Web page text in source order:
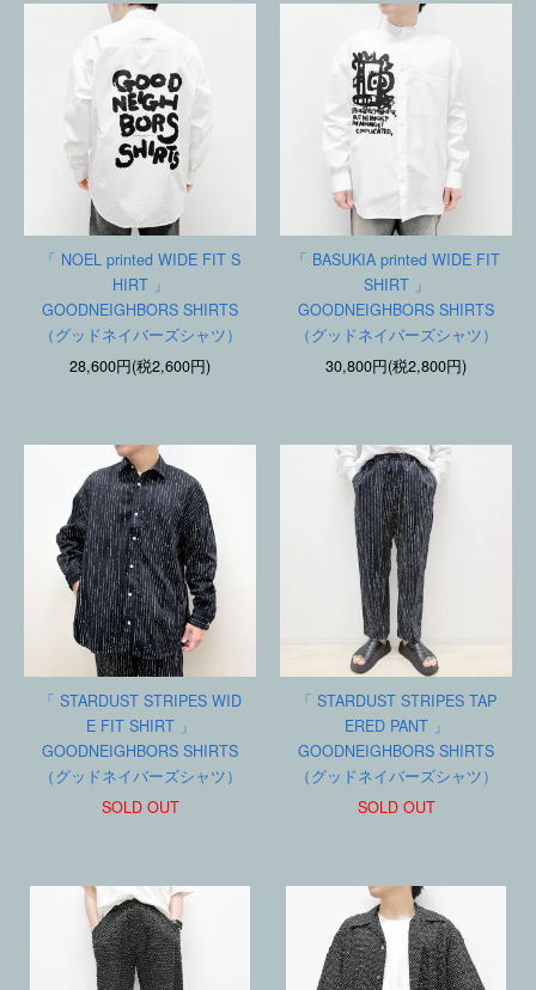
「 NOEL printed WIDE FIT S
HIRT 」
GOODNEIGHBORS SHIRTS
（グッドネイバーズシャツ）
28,600円(税2,600円)
「 BASUKIA printed WIDE FIT
SHIRT 」
GOODNEIGHBORS SHIRTS
（グッドネイバーズシャツ）
30,800円(税2,800円)
「 STARDUST STRIPES WID
E FIT SHIRT 」
GOODNEIGHBORS SHIRTS
（グッドネイバーズシャツ）
SOLD OUT
「 STARDUST STRIPES TAP
ERED PANT 」
GOODNEIGHBORS SHIRTS
（グッドネイバーズシャツ）
SOLD OUT